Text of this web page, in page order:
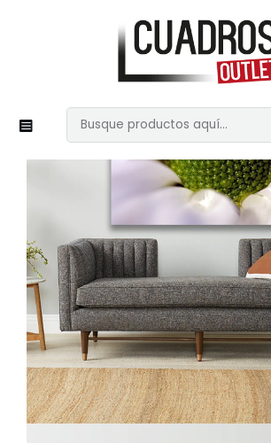
Naturaleza Flores